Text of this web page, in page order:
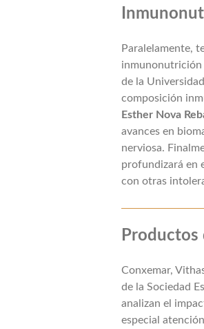
Paralelamente,
inmunonutrición
de la
composición
Esther Nova
avances en
nerviosa.
profundizará en
con otras
Productos
Conxemar,
de la Sociedad
analizan el
especial